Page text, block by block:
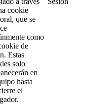
cookie
que se
como
de
Estas
solo
en
hasta
el